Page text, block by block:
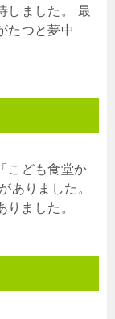
しました。 最
たつと夢中
こども食堂か
ありました。
ました。